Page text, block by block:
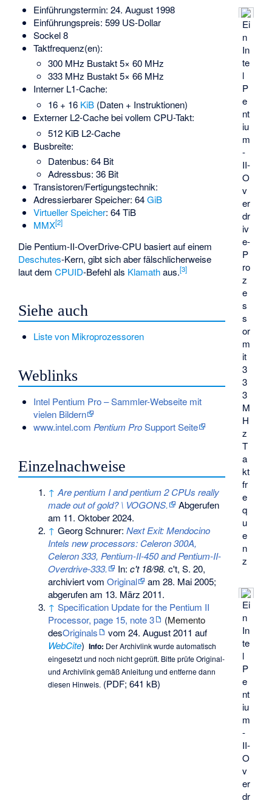
Ei
n
In
te
l
P
e
nt
iu
m
-
II-
O
v
er
dr
iv
e-
P
ro
z
e
s
s
or
m
it
3
3
3
M
H
z
T
a
kt
fr
e
q
u
e
n
z
Ei
n
In
te
l
P
e
nt
iu
m
-
II-
O
v
er
dr
Einführungstermin: 24. August 1998
Einführungspreis: 599 US-Dollar
Sockel 8
Taktfrequenz(en):
300 MHz Bustakt 5× 60 MHz
333 MHz Bustakt 5× 66 MHz
Interner L1-Cache:
16 + 16 KiB (Daten + Instruktionen)
Externer L2-Cache bei vollem CPU-Takt:
512 KiB L2-Cache
Busbreite:
Datenbus: 64 Bit
Adressbus: 36 Bit
Transistoren/Fertigungstechnik:
Adressierbarer Speicher: 64GiB
Virtueller Speicher: 64 TiB
MMX[2]
Die Pentium-II-OverDrive-CPU basiert auf einem
Deschutes-Kern, gibt sich aber fälschlicherweise
laut demCPUID-Befehl als Klamathaus.[3]
Siehe auch
Liste von Mikroprozessoren
Weblinks
Intel Pentium Pro – Sammler-Webseite mit
vielen Bildern
www.intel.com Pentium ProSupport Seite
Einzelnachweise
↑ Are pentium I and pentium 2 CPUs really
made out of gold? \ VOGONS.
Abgerufen
am 11. Oktober 2024.
↑ Georg Schnurer:Next Exit: Mendocino
Intels new processors: Celeron 300A,
Celeron 333, Pentium-II-450 and Pentium-II-
Overdrive-333.
In:c't 18/98. c't,S. 20,
archiviert vomOriginal am28. Mai 2005;
abgerufen am 13. März 2011.
↑ Specification Update for the Pentium II
Processor, page 15, note 3
(Memento
desOriginals
vom 24. August 2011 auf
WebCite) Info: Der Archivlink wurde automatisch
eingesetzt und noch nicht geprüft. Bitte prüfe Original-
und Archivlink gemäßAnleitung und entferne dann
diesen Hinweis. (PDF; 641 kB)